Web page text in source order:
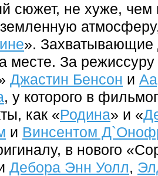
сюжет, не хуже,
». Захватывающие
месте. За
Джастин Бенсон и
, у которого в
как «Родина» и «
и Винсентом
в нового
Дебора Энн Уолл,